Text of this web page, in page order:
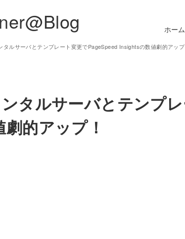
ホーム
ルサーバとテンプレート変更でPageSpeed Insightsの数値劇的アップ
タルサーバとテンプ
的アップ！